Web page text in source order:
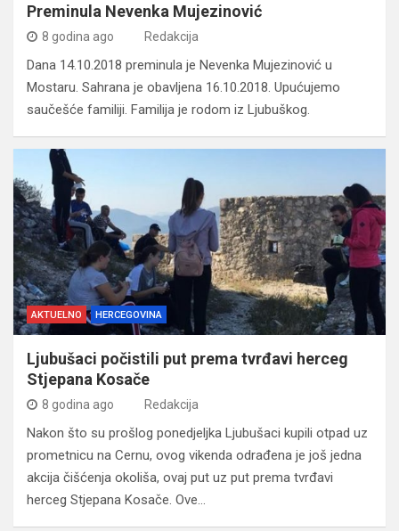
Preminula Nevenka Mujezinović
8 godina ago Redakcija
Dana 14.10.2018 preminula je Nevenka Mujezinović u
Mostaru. Sahrana je obavljena 16.10.2018. Upućujemo
saučešće familiji. Familija je rodom iz Ljubuškog.
AKTUELNO HERCEGOVINA
Ljubušaci počistili put prema tvrđavi herceg
Stjepana Kosače
8 godina ago Redakcija
Nakon što su prošlog ponedjeljka Ljubušaci kupili otpad uz
prometnicu na Cernu, ovog vikenda odrađena je još jedna
akcija čišćenja okoliša, ovaj put uz put prema tvrđavi
herceg Stjepana Kosače. Ove…